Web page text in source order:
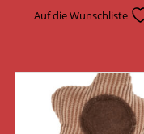
Auf die Wunschliste